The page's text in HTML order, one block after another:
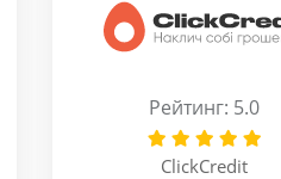
Рейтинг: 5.0
ClickCredit